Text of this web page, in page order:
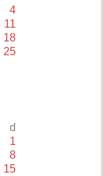
4
11
18
25
d
1
8
15